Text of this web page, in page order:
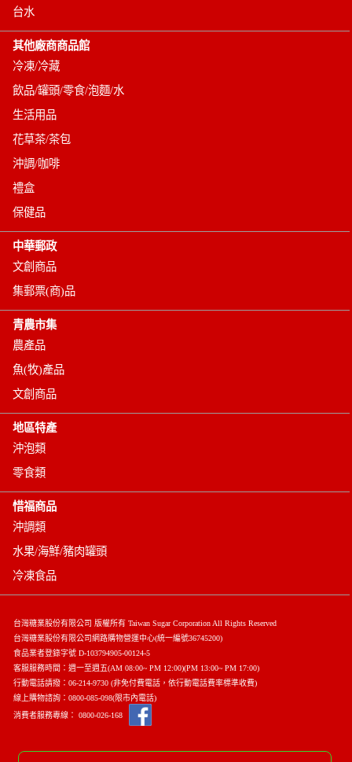
台水
其他廠商商品館
冷凍/冷藏
飲品/罐頭/零食/泡麵/水
生活用品
花草茶/茶包
沖調/咖啡
禮盒
保健品
中華郵政
文創商品
集郵票(商)品
青農市集
農產品
魚(牧)產品
文創商品
地區特產
沖泡類
零食類
惜福商品
沖調類
水果/海鮮/豬肉罐頭
冷凍食品
台灣糖業股份有限公司 版權所有 Taiwan Sugar Corporation All Rights Reserved
台灣糖業股份有限公司網路購物營運中心(統一編號36745200)
食品業者登錄字號 D-103794905-00124-5
客服服務時間：週一至週五(AM 08:00~ PM 12:00)(PM 13:00~ PM 17:00)
行動電話請撥： 06-214-9730 (非免付費電話，依行動電話費率標準收費)
線上購物諮詢： 0800-085-098(限市內電話)
消費者服務專線： 0800-026-168